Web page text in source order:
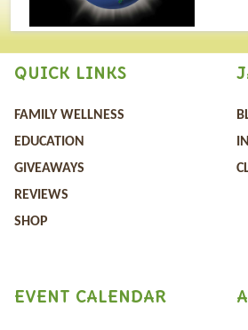
QUICK LINKS
FAMILY WELLNESS
EDUCATION
GIVEAWAYS
REVIEWS
SHOP
EVENT CALENDAR